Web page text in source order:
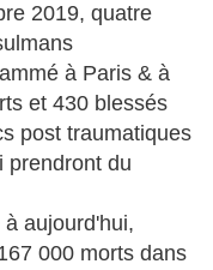
2019, quatre
à Paris & à
et 430 blessés
post traumatiques
prendront du
aujourd'hui,
000 morts dans